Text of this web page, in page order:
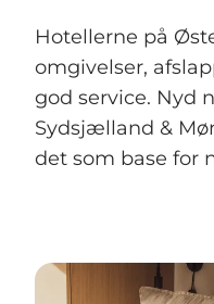
Planlæg din tur
Hotellerne på
omgivelser,
god service. Nyd
Sydsjælland &
det som base for